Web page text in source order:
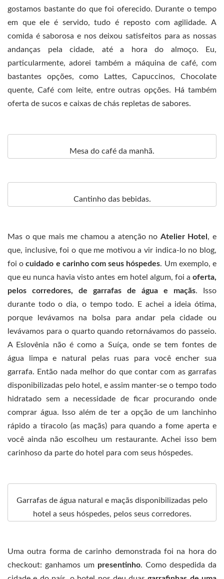
gostamos bastante do que foi oferecido. Durante o tempo
em que ele é servido, tudo é reposto com agilidade. A
comida é saborosa e nos deixou satisfeitos para as nossas
andanças pela cidade, até a hora do almoço. Eu,
particularmente, adorei também a máquina de café, com
bastantes opções, como Lattes, Capuccinos, Chocolate
quente, Café com leite, entre outras opções. Há também
oferta de sucos e caixas de chás repletas de sabores.
Mesa do café da manhã.
Cantinho das bebidas.
Mas o que mais me chamou a atenção no Atelier Hotel , e
que, inclusive, foi o que me motivou a vir indica-lo no blog,
foi ocuidado e carinho com seus hóspedes. Um exemplo, e
que eu nunca havia visto antes em hotel algum, foi a oferta,
pelos corredores, de garrafas de água e maçãs. Isso
durante todo o dia, o tempo todo. E achei a ideia ótima,
porque levávamos na bolsa para andar pela cidade ou
levávamos para o quarto quando retornávamos do passeio.
A Eslovênia não é como a Suíça, onde se tem fontes de
água limpa e natural pelas ruas para você encher sua
garrafa. Então nada melhor do que contar com as garrafas
disponibilizadas pelo hotel, e assim manter-se o tempo todo
hidratado sem a necessidade de ficar procurando onde
comprar água. Isso além de ter a opção de um lanchinho
rápido a tiracolo (as maçãs) para quando a fome aperta e
você ainda não escolheu um restaurante. Achei isso bem
carinhoso da parte do hotel para com seus hóspedes.
Garrafas de água natural e maçãs disponibilizadas pelo
hotel a seus hóspedes, pelos seus corredores.
Uma outra forma de carinho demonstrada foi na hora do
checkout: ganhamos um presentinho. Como despedida da